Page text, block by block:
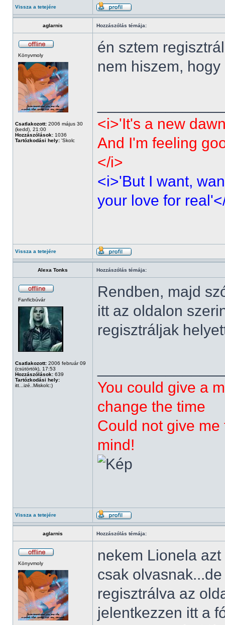
Vissza a tetejére
aglarnis Hozzászólás témája:
Könyvmoly
Csatlakozott: 2006 május 30
(kedd), 21:00
Hozzászólások: 1036
Tartózkodási hely: 'Skolc
én sztem
nem hiszem,
<i>'It's a new
And I'm feeling
</i>
<i>'But I want,
your love for
Vissza a tetejére
Alexa Tonks Hozzászólás témája:
Fanficbúvár
Csatlakozott: 2006 február 09
(csütörtök), 17:53
Hozzászólások: 639
Tartózkodási hely:
itt...izé..Miskolc:)
Rendben, majd
itt az oldalon
regisztráljak
You could give a
change the time
Could not give
mind!
Vissza a tetejére
aglarnis Hozzászólás témája:
Könyvmoly
nekem Lionela
csak
regisztrálva az
jelentkezzen itt a